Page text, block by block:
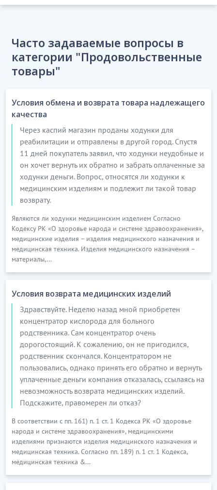
3.1. Товары должны иметь надлежащую упаковку и
маркировку, соответствующую применимым к
данному виду товаров техническим
регламентам...............
[Скрытый текст. Полная версия доступна после
4. ПОСТАВКА ТОВАРОВ
4.1. Срок поставки оговаривается Сторонами
отдельно в отношении каждой партии товаров и
определяется в соответствующей спецификации.
4.2. Поставщик обязан одновременно с передачей
товаров передать Покупателю перечисленные
ниже товаросопроводительные документы:
1) документы для налогового и бухгалтерского
учета:...................
[Скрытый текст. Полная версия доступна после
5. ПРИНЯТИЕ ТОВАРОВ
5.1. Принятие товаров Покупателем осуществляется
в следующие сроки:
1) при доставке товаров Поставщиком до пункта
назначения................
2) при выборке товаров на складе
Поставщика.................
…………………………
[Скрытый текст. Полная версия доступна после
скачивания]
Часто задаваемые вопросы в
категории "Продовольственные
товары"
Условия обмена и возврата товара надлежащего
качества
Через каспий магазин проданы ходунки для
реабилитации и отправлены в другой город. Спустя
11 дней покупатель заявил, что ходунки неудобные и
он хочет вернуть их обратно и забрать оплаченные за
ходунки деньги. Вопрос, относятся ли ходунки к
медицинским изделиям и подлежит ли такой товар
возврату.
Являются ли ходунки медицинским изделием Согласно
Кодексу РК «О здоровье народа и системе здравоохранения»,
медицинские изделия – изделия медицинского назначения и
медицинская техника. Изделия медицинского назначения –
материалы,...
Условия возврата медицинских изделий
Здравствуйте. Неделю назад мной приобретен
концентратор кислорода для больного
родственника. Сам концентратор очень
дорогостоящий. К сожалению, он не пригодился,
родственник скончался. Концентратором не
пользовались, однако принять его обратно и вернуть
уплаченные деньги компания отказалась, ссылаясь на
невозможность возврата медицинских изделий.
Подскажите, правомерен ли отказ?
В соответствии с пп. 161) п. 1 ст. 1 Кодекса РК «О здоровье
народа и системе здравоохранения», медицинскими
изделиями признаются изделия медицинского назначения и
медицинская техника. Согласно пп. 189) п. 1 ст. 1 Кодекса,
медицинская техника &...